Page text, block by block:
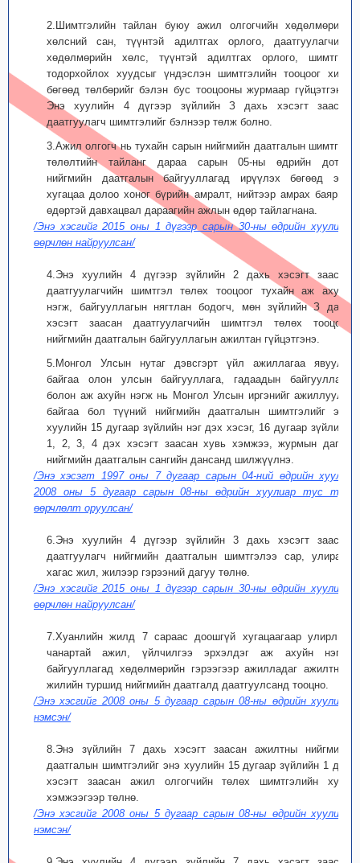
2.Шимтгэлийн тайлан буюу ажил олгогчийн хөдөлмөрийн
хөлсний сан, түүнтэй адилтгах орлого, даатгуулагчийн
хөдөлмөрийн хөлс, түүнтэй адилтгах орлого, шимтгэл
тодорхойлох хуудсыг үндэслэн шимтгэлийн тооцоог хийх
бөгөөд төлбөрийг бэлэн бус тооцооны журмаар гүйцэтгэнэ.
Энэ хуулийн 4 дүгээр зүйлийн З дахь хэсэгт заасан
даатгуулагч шимтгэлийг бэлнээр төлж болно.
3.Ажил олгогч нь тухайн сарын нийгмийн даатгалын шимтгэл
төлөлтийн тайланг дараа сарын 05-ны өдрийн дотор
нийгмийн даатгалын байгууллагад ирүүлэх бөгөөд энэ
хугацаа долоо хоног бүрийн амралт, нийтээр амрах баярын
өдөртэй давхацвал дараагийн ажлын өдөр тайлагнана.
/Энэ хэсгийг 2015 оны 1 дүгээр сарын 30-ны өдрийн хуулиар
өөрчлөн найруулсан/
4.Энэ хуулийн 4 дүгээр зүйлийн 2 дахь хэсэгт заасан
даатгуулагчийн шимтгэл төлөх тооцоог тухайн аж ахуйн
нэгж, байгууллагын нягтлан бодогч, мөн зүйлийн З дахь
хэсэгт заасан даатгуулагчийн шимтгэл төлөх тооцоог
нийгмийн даатгалын байгууллагын ажилтан гүйцэтгэнэ.
5.Монгол Улсын нутаг дэвсгэрт үйл ажиллагаа явуулж
байгаа олон улсын байгууллага, гадаадын байгууллага
болон аж ахуйн нэгж нь Монгол Улсын иргэнийг ажиллуулж
байгаа бол түүний нийгмийн даатгалын шимтгэлийг энэ
хуулийн 15 дугаар зүйлийн нэг дэх хэсэг, 16 дугаар зүйлийн
1, 2, 3, 4 дэх хэсэгт заасан хувь хэмжээ, журмын дагуу
нийгмийн даатгалын сангийн дансанд шилжүүлнэ.
/Энэ хэсэгт 1997 оны 7 дугаар сарын 04-ний өдрийн хууль,
2008 оны 5 дугаар сарын 08-ны өдрийн хуулиар тус тус
өөрчлөлт оруулсан/
6.Энэ хуулийн 4 дүгээр зүйлийн 3 дахь хэсэгт заасан
даатгуулагч нийгмийн даатгалын шимтгэлээ сар, улирал,
хагас жил, жилээр гэрээний дагуу төлнө.
/Энэ хэсгийг 2015 оны 1 дүгээр сарын 30-ны өдрийн хуулиар
өөрчлөн найруулсан/
7.Хуанлийн жилд 7 сараас доошгүй хугацаагаар улирлын
чанартай ажил, үйлчилгээ эрхэлдэг аж ахуйн нэгж,
байгууллагад хөдөлмөрийн гэрээгээр ажилладаг ажилтныг
жилийн туршид нийгмийн даатгалд даатгуулсанд тооцно.
/Энэ хэсгийг 2008 оны 5 дугаар сарын 08-ны өдрийн хуулиар
нэмсэн/
8.Энэ зүйлийн 7 дахь хэсэгт заасан ажилтны нийгмийн
даатгалын шимтгэлийг энэ хуулийн 15 дугаар зүйлийн 1 дэх
хэсэгт заасан ажил олгогчийн төлөх шимтгэлийн хувь
хэмжээгээр төлнө.
/Энэ хэсгийг 2008 оны 5 дугаар сарын 08-ны өдрийн хуулиар
нэмсэн/